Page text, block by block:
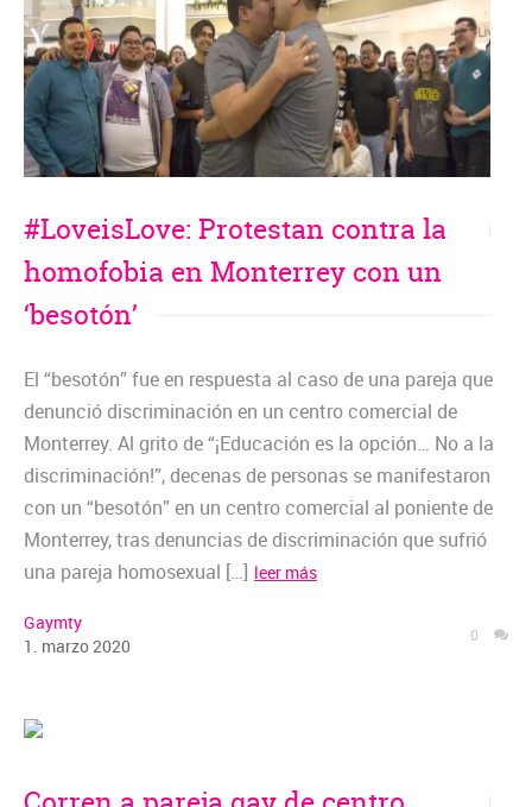
#LoveisLove: Protestan contra la
homofobia en Monterrey con un
‘besotón’
El “besotón” fue en respuesta al caso de una pareja que
denunció discriminación en un centro comercial de
Monterrey. Al grito de “¡Educación es la opción… No a la
discriminación!”, decenas de personas se manifestaron
con un “besotón” en un centro comercial al poniente de
Monterrey, tras denuncias de discriminación que sufrió
una pareja homosexual […] leer más
Gaymty
1 marzo2020 0